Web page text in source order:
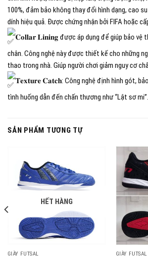
100%, đảm bảo không thay đổi hình dạng, cao
dính hiệu quả. Được chứng nhận bởi FIFA hoặc
𝐂𝐨𝐥𝐥𝐚𝐫 𝐋𝐢𝐧𝐢𝐧𝐠 được áp dụng để giúp bảo vệ
chân. Công nghệ này được thiết kế cho những
thao trong nhà. Giúp người chơi giảm nguy cơ
𝐓𝐞𝐱𝐭𝐮𝐫𝐞 𝐂𝐚𝐭𝐜𝐡: Công nghệ định hình gót,
tình huống dẫn đến chấn thương như “Lật sơ mi”.
SẢN PHẨM TƯƠNG TỰ
HẾT HÀNG
GIÀY FUTSAL GIÀY FUTSAL